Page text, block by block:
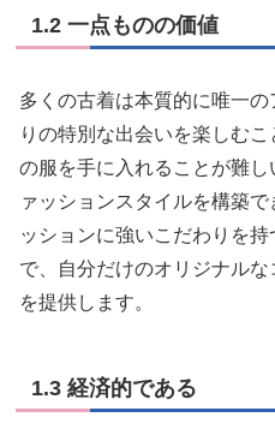
1.2 一点ものの価値
多くの古着は本質的に唯一
りの特別な出会いを楽しむ
の服を手に入れることが難
ァッションスタイルを構築
ッションに強いこだわりを
で、自分だけのオリジナル
を提供します。
1.3 経済的である